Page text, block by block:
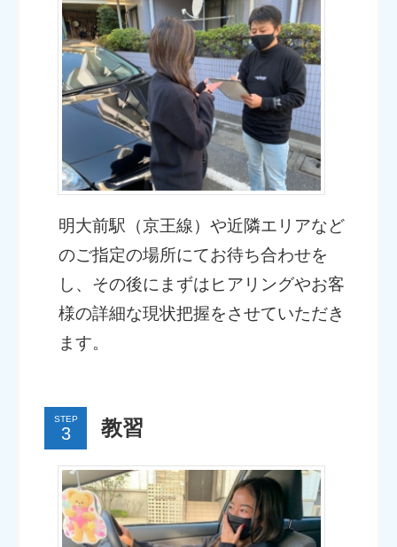
明大前駅（京王線）や近隣エリアなど
のご指定の場所にてお待ち合わせを
し、その後にまずはヒアリングやお客
様の詳細な現状把握をさせていただき
ます。
STEP 教習